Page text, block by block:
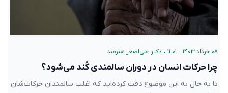
۰۸ خرداد ۱۴۰۳ – ۱۱:۰۱ • دکتر علی‌اصغر هنرمند
چرا حرکات انسان در دوران سالمندی کُند می‌شود؟
تا به حال به این موضوع دقت کرده‌اید که اغلب سالمندان حرکات‌شان